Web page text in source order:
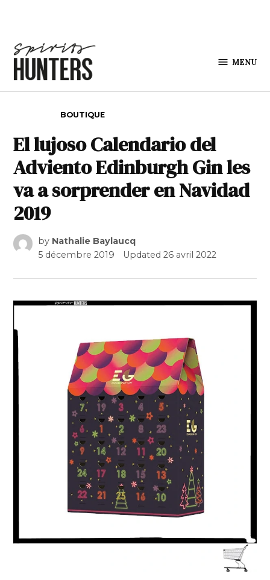
MENU
BOUTIQUE
El lujoso Calendario del
Adviento Edinburgh Gin les
va a sorprender en Navidad
2019
by Nathalie Baylaucq
5 décembre 2019
Updated26 avril 2022